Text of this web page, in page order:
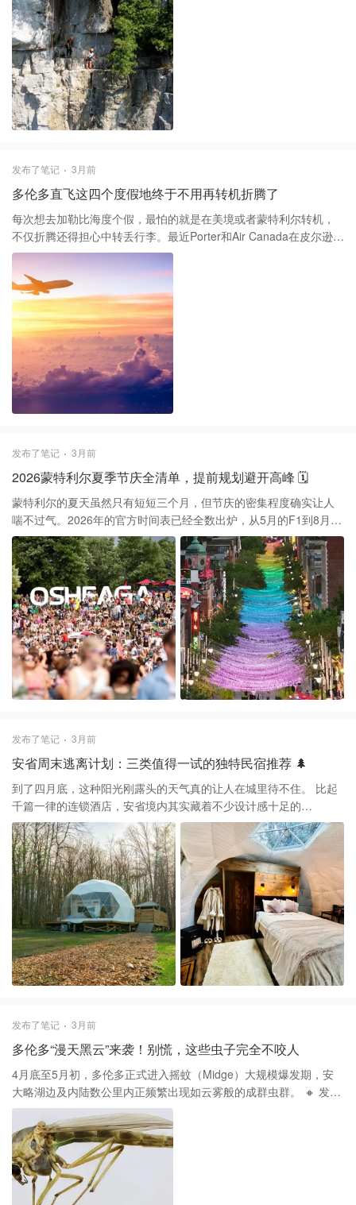
个人更偏爱附近的 Mount Nemo。这里不仅能远眺多伦多市中心的
CN Tower，而且峭壁上的风力非常清爽，走在悬崖边上的视野开阔
感是其他地方比不了的。5月份走这里的环线，建议穿防滑性好点的
鞋子，有些背阴处的石缝里可能还有没干透的青苔，稍微有点滑。
如果不想跑远，Rouge National Urban Park 的 Vista Trail 性价比最
高。虽然就在士嘉堡边缘，但站在观景台上看那片森林和湿地，真
的有种置身阿岗昆的错觉。现在这个季节蚊虫还没爆发，是徒步最
舒服的时候，不过安省春天草丛里蜱虫（Tick）多，走完之后记得仔
Dundas Peak 虽然现在需要提前在线预约，但那里的断崖景色在南
安省确实是数一数二的。比起单纯看瀑布，我更建议花时间走一走
悬崖步道，5月初嫩叶新绿，色彩的层次感特别美。出门前一定要在
各公园官网确认下预约状态，不然大老远开车过去吃闭门羹就太扫
兴了。
发布了笔记 3月前
多伦多直飞这四个度假地终于不用再转机折腾了
每次想去加勒比海度个假，最怕的就是在美境或者蒙特利尔转机，
不仅折腾还得担心中转丢行李。最近Porter和Air Canada在皮尔逊机
场新增的几个直飞目的地真的让人心动，特别是波多黎各的圣胡安
和洪都拉斯的罗阿坦岛。罗阿坦岛可是潜水爱好者的天堂，以前至
少要转一次机才能到，现在直飞不到五小时就能落地，省下的体力
正好留给潜水。 除此之外，牙买加的蒙特哥贝和墨西哥的洛斯卡沃
斯也终于加进了直飞清单。洛斯卡沃斯那种一半海水一半沙漠的景
观非常独特，以前从多伦多过去总觉得路途遥远。现在Porter用他们
那种没有中间座位的E195机型飞这些长线，经济舱的体验确实比老
牌航司要宽敞不少。 不过说实话，这些度假航线很多都是季节性
的，而且Porter通常在皮尔逊的T3航站楼。那里的安检速度虽然偶
尔比T1快一点，但这种飞热带地区的航班值机柜台排队是常态。建
国对入境证件的要求比想象中要严。
发布了笔记 3月前
2026蒙特利尔夏季节庆全清单，提前规划避开高峰 🗓️
蒙特利尔的夏天虽然只有短短三个月，但节庆的密集程度确实让人
喘不过气。2026年的官方时间表已经全数出炉，从5月的F1到8月的
Osheaga，基本上每周都有大型活动。如果你打算在这段时间来
访，酒店现在就得看起来了，尤其是爵士乐节和F1期间，核心区域
的房价翻倍是常态。 说实话，蒙城夏天的精髓在于那些免费的街头
秀。比如6月下旬的爵士乐节，Place des Festivals到处都是露天舞
台，即便不买室内票也能体验到顶级演出。至于大家关心的喜剧节
（Just For Laughs），Jerry Seinfeld已确认回归。如果你想看国际
烟花大赛，比起买票去游乐园里挤，老港（Old Port）视角其实更开
阔，关键是省钱。 具体时间如下： 1️⃣ F1加拿大站：5月22日-5月
24日 2️⃣ 法语音乐节（Francos）：6月12日-6月20日 3️⃣ 国际爵士
乐节（Jazz Fest）：6月25日-7月4日 4️⃣ 国际马戏节（Cirque）：7
初夏的温差很大，虽然白天暴晒，但晚上看露天演出还是需要备一
件薄外套。
发布了笔记 3月前
安省周末逃离计划：三类值得一试的独特民宿推荐 🌲
到了四月底，这种阳光刚露头的天气真的让人在城里待不住。 比起
千篇一律的连锁酒店，安省境内其实藏着不少设计感十足的
Airbnb，特别适合这种说走就走的自驾度假。 最近帮朋友筛选了几
处，发现这两年风很大的球形星空屋（Geodesic Domes）确实是首
选。像是在Uxbridge或者Port Colborne附近的几家，主打的就是全
景天窗。躺在床上就能看星星确实浪漫，但说句实在话，这类房型
的隔音和温控往往是短板。如果赶上降温或者大雨，屋里的噪音会
比较大，而且很多这类民宿配的是焚化马桶，对卫浴要求极高的朋
友下单前一定要看清。 如果你更追求居住的质感和私密性，
Muskoka和PEC（爱德华王子县）那些现代风的A-frame小木屋其实
更稳妥。这些房源通常由专业设计师操刀，内部空间利用得很好，
大落地的玻璃窗让林景成了活的装饰画。特别是像Dorset附近的树
活跃了，别指望民宿会备齐这些琐碎的东西，自己带上最安心。 最
后提个醒，这些网红房源的周末档位基本都要提前一两个月预订。
订房时多留意那些带露天桑拿（Sauna）或热水浴缸（Hot Tub）的
房源，春天微凉的傍晚泡在热水里，那种解压感才是周末度假的精
髓。选址时建议避开主路，找那些自带私人步道的民宿，不用去省
立公园人挤人，在自家后院就能实现森林漫步。
发布了笔记 3月前
多伦多“漫天黑云”来袭！别慌，这些虫子完全不咬人
4月底至5月初，多伦多正式进入摇蚊（Midge）大规模爆发期，安
大略湖边及内陆数公里内正频繁出现如云雾般的成群虫群。 🔸 发生
了什么？ 近期，多伦多市民会发现空气中成群结队的微型飞行昆虫
显著增多。据皇家安大略博物馆（ROM）专家安东尼娅·圭多蒂
（Antonia Guidotti）介绍，这是摇蚊结束了水底幼虫阶段，正集体
“破水而出”羽化为成虫。 🔹 5个关于摇蚊的真相 1️⃣ 身份揭秘：加拿
大境内有近800种摇蚊。它们幼虫期生活在湖底或河底，依靠有机物
为食。 2️⃣ 为什么成群：我们在户外看到的“虫云”实际上是雄性摇蚊